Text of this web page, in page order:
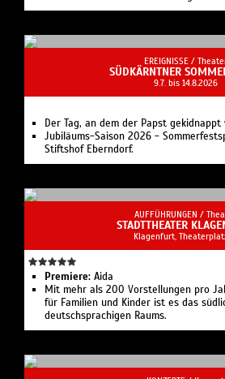
AUFFÜHRUNGEN /
STADTTHEATER
Klagenfurt,
Premiere:Aida
Mit mehr als 200 Vorstellungen pro
für Familien und Kinder ist es das
deutschsprachigen Raums.
KONZERTE /Konzert
MUSIKVEREIN
Graz,
Plácido Domingo María José Siri
Mitterfellner
Rudolf Buchbinder
10 Jahre LSJO
Musikverein Graz ist der größte
Landeshauptstadt Graz und Tor zur